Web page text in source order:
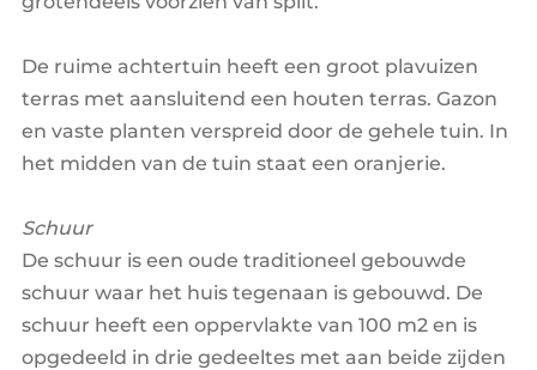
De ruime achtertuin heeft een groot plavuizen
terras met aansluitend een houten terras. Gazon
en vaste planten verspreid door de gehele tuin. In
het midden van de tuin staat een oranjerie.
Schuur
De schuur is een oude traditioneel gebouwde
schuur waar het huis tegenaan is gebouwd. De
schuur heeft een oppervlakte van 100 m2 en is
opgedeeld in drie gedeeltes met aan beide zijden